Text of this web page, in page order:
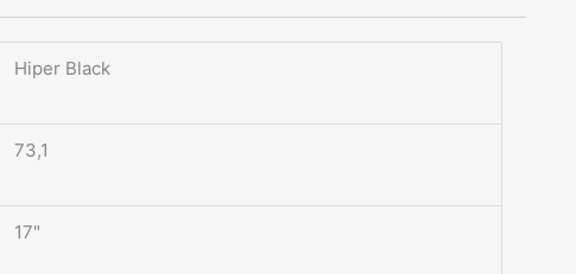
Hiper Black
73,1
17"